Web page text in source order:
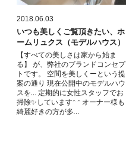
2018.06.03
いつも美しくご覧頂きたい、ホ
ームリュクス（モデルハウス）
【すべての美しさは家から始ま
る】 が、弊社のブランドコンセプ
トです。 空間を美しくーという提
案の通り 現在公開中のモデルハウ
スを… 定期的に女性スタッフでお
掃除✨しています^ ^ オーナー様も
綺麗好きの方が多…